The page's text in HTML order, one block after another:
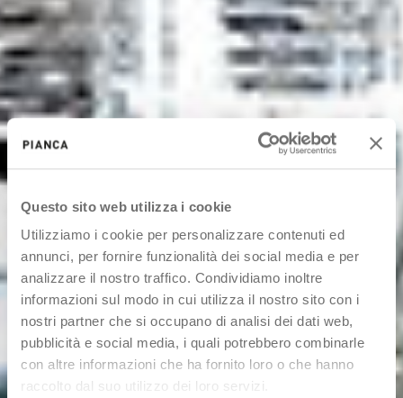
Questo sito web utilizza i cookie
Utilizziamo i cookie per personalizzare contenuti ed
annunci, per fornire funzionalità dei social media e per
analizzare il nostro traffico. Condividiamo inoltre
informazioni sul modo in cui utilizza il nostro sito con i
nostri partner che si occupano di analisi dei dati web,
pubblicità e social media, i quali potrebbero combinarle
con altre informazioni che ha fornito loro o che hanno
raccolto dal suo utilizzo dei loro servizi.